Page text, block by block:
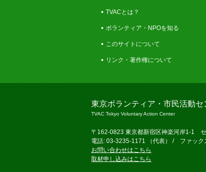
TVACとは？
ボランティア・NPOを知る
このサイトについて
リンク・著作権について
東京ボランティア・市民活動セ
TVAC Tokyo Voluntary Action Center
〒162-0823 東京都新宿区神楽河岸1-1
電話: 03-3235-1171 （代表） / ファック
お問い合わせはこちら
取材申し込みはこちら